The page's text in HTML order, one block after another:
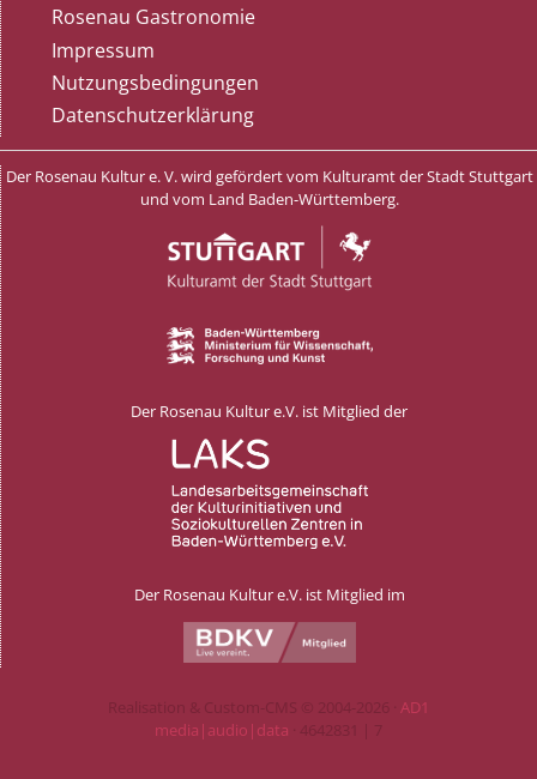
Rosenau Gastronomie
Impressum
Nutzungsbedingungen
Datenschutzerklärung
Der Rosenau Kultur e. V. wird gefördert vom Kulturamt der Stadt Stuttgart
und vom Land Baden-Württemberg.
Der Rosenau Kultur e.V. ist Mitglied der
Der Rosenau Kultur e.V. ist Mitglied im
Realisation & Custom-CMS © 2004-2026 · AD1
media|audio|data · 4642831 | 7